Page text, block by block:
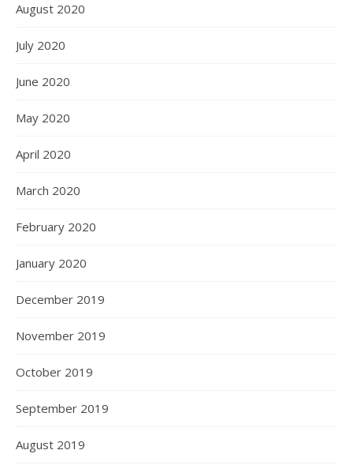
August 2020
July 2020
June 2020
May 2020
April 2020
March 2020
February 2020
January 2020
December 2019
November 2019
October 2019
September 2019
August 2019